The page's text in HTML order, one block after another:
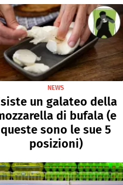
NEWS
un galateo della
di bufala (e
queste sono le sue 5
posizioni)